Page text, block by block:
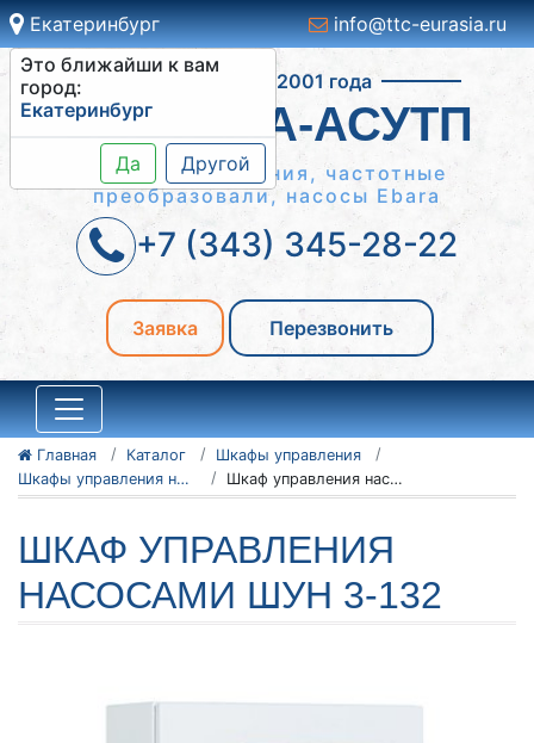
Екатеринбург
Это ближайши к вам
город:
Екатеринбург
Да Другой
info@ttc-eurasia.ru
Работаем с 2001 года
СИСТЕМА-АСУТП
Шкафы управления, частотные
преобразовали, насосы Ebara
+7 (343) 345-28-22
Заявка Перезвонить
Главная Каталог
Шкафы управления
Шкафы управления насосами ШУН
Шкаф управления насосами ШУН 3-132
ШКАФ УПРАВЛЕНИЯ
НАСОСАМИ ШУН 3-132